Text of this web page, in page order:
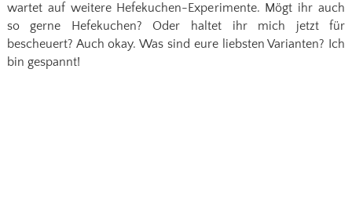
wartet auf weitere Hefekuchen-Experimente. Mögt ihr auch
so gerne Hefekuchen? Oder haltet ihr mich jetzt für
bescheuert? Auch okay. Was sind eure liebsten Varianten? Ich
bin gespannt!